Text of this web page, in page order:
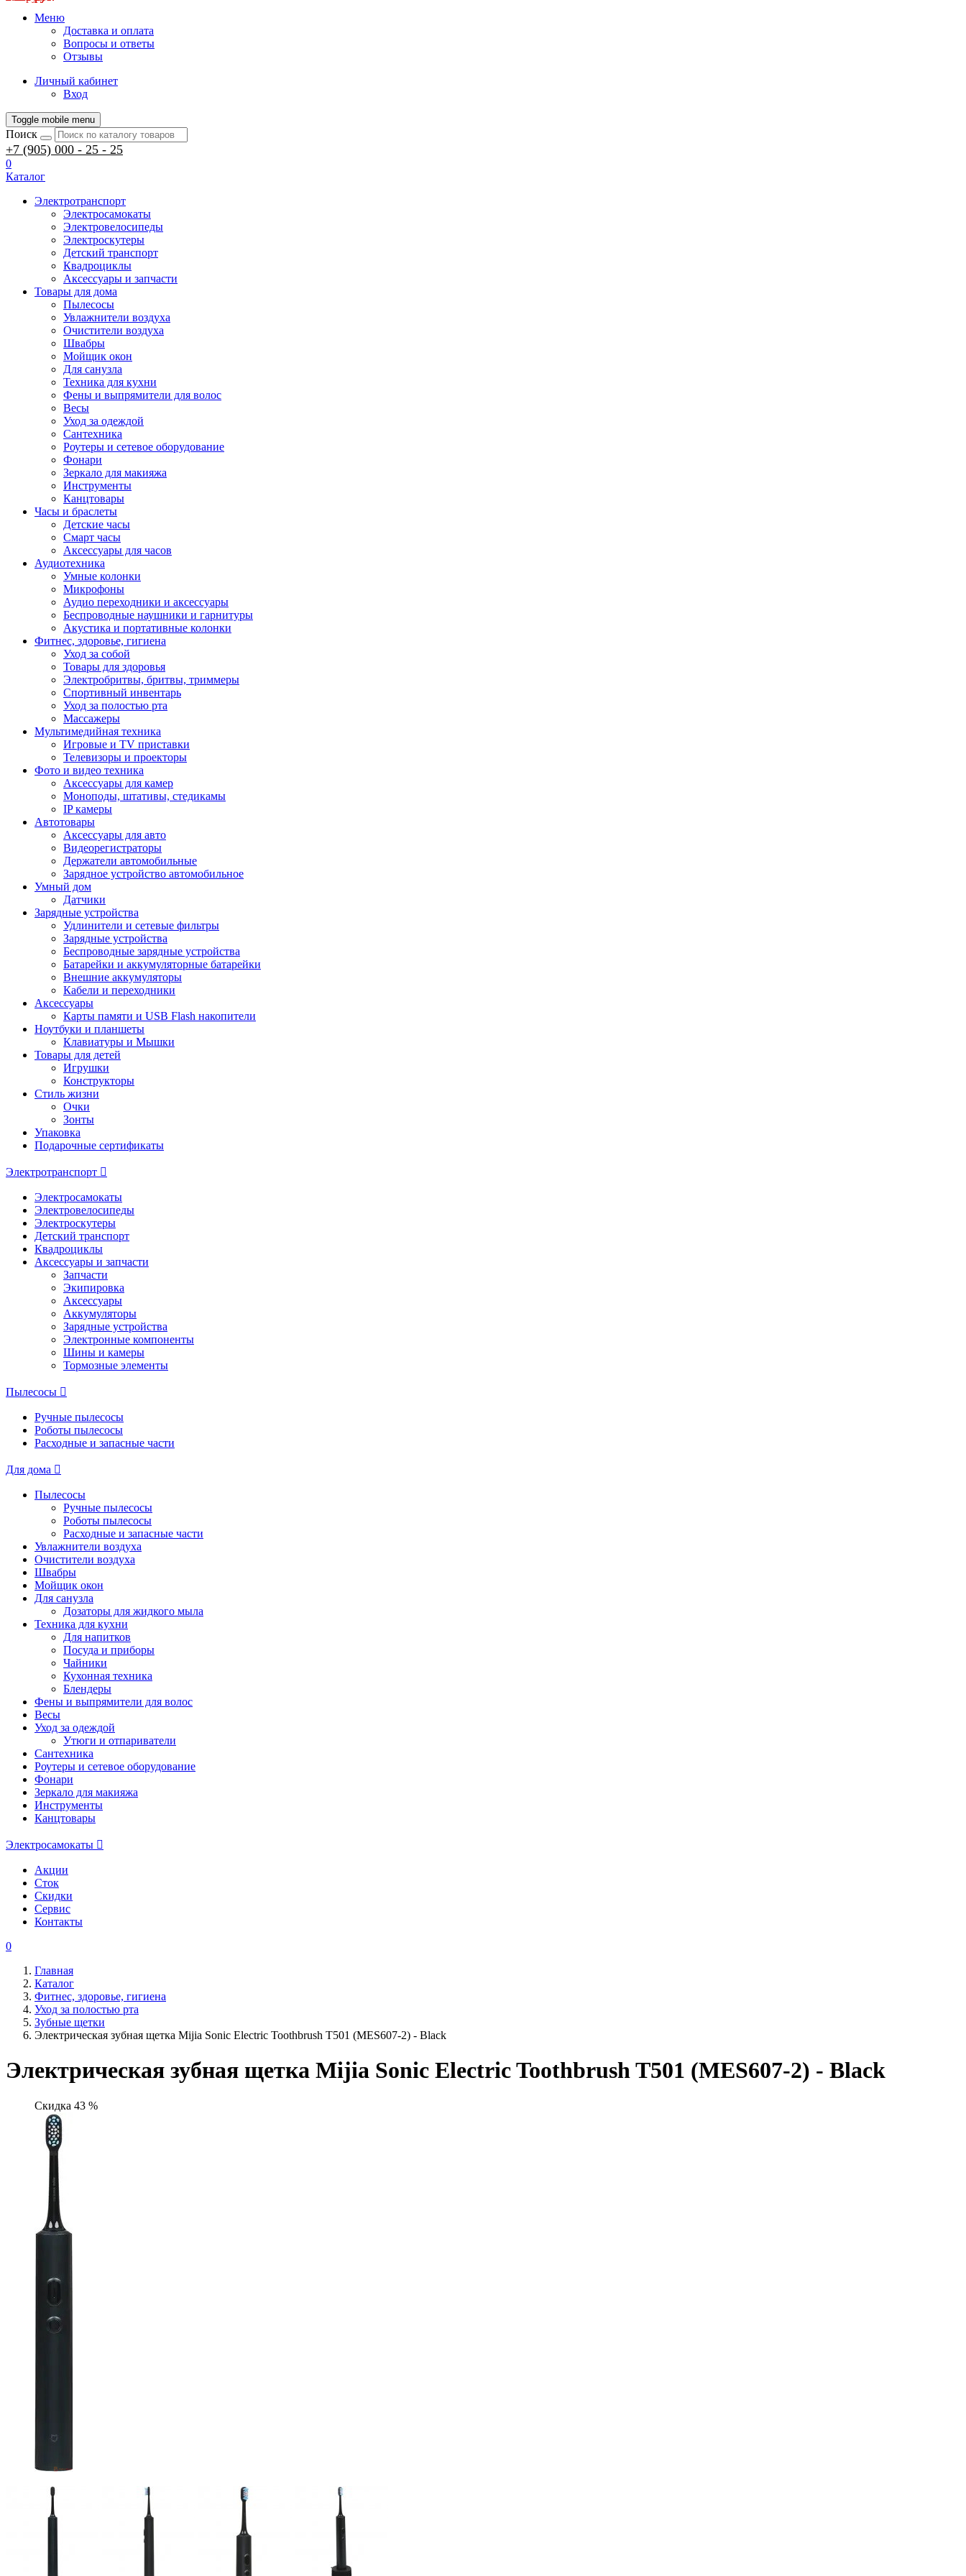
Меню
Доставка и оплата
Вопросы и ответы
Отзывы
Личный кабинет
Вход
Toggle mobile menu
Поиск
+7 (905) 000 - 25 - 25
0
Каталог
Электротранспорт
Электросамокаты
Электровелосипеды
Электроскутеры
Детский транспорт
Квадроциклы
Аксессуары и запчасти
Товары для дома
Пылесосы
Увлажнители воздуха
Очистители воздуха
Швабры
Мойщик окон
Для санузла
Техника для кухни
Фены и выпрямители для волос
Весы
Уход за одеждой
Сантехника
Роутеры и сетевое оборудование
Фонари
Зеркало для макияжа
Инструменты
Канцтовары
Часы и браслеты
Детские часы
Смарт часы
Аксессуары для часов
Аудиотехника
Умные колонки
Микрофоны
Аудио переходники и аксессуары
Беспроводные наушники и гарнитуры
Акустика и портативные колонки
Фитнес, здоровье, гигиена
Уход за собой
Товары для здоровья
Электробритвы, бритвы, триммеры
Спортивный инвентарь
Уход за полостью рта
Массажеры
Мультимедийная техника
Игровые и TV приставки
Телевизоры и проекторы
Фото и видео техника
Аксессуары для камер
Моноподы, штативы, стедикамы
IP камеры
Автотовары
Аксессуары для авто
Видеорегистраторы
Держатели автомобильные
Зарядное устройство автомобильное
Умный дом
Датчики
Зарядные устройства
Удлинители и сетевые фильтры
Зарядные устройства
Беспроводные зарядные устройства
Батарейки и аккумуляторные батарейки
Внешние аккумуляторы
Кабели и переходники
Аксессуары
Карты памяти и USB Flash накопители
Ноутбуки и планшеты
Клавиатуры и Мышки
Товары для детей
Игрушки
Конструкторы
Стиль жизни
Очки
Зонты
Упаковка
Подарочные сертификаты
Электротранспорт
Электросамокаты
Электровелосипеды
Электроскутеры
Детский транспорт
Квадроциклы
Аксессуары и запчасти
Запчасти
Экипировка
Аксессуары
Аккумуляторы
Зарядные устройства
Электронные компоненты
Шины и камеры
Тормозные элементы
Пылесосы
Ручные пылесосы
Роботы пылесосы
Расходные и запасные части
Для дома
Пылесосы
Ручные пылесосы
Роботы пылесосы
Расходные и запасные части
Увлажнители воздуха
Очистители воздуха
Швабры
Мойщик окон
Для санузла
Дозаторы для жидкого мыла
Техника для кухни
Для напитков
Посуда и приборы
Чайники
Кухонная техника
Блендеры
Фены и выпрямители для волос
Весы
Уход за одеждой
Утюги и отпариватели
Сантехника
Роутеры и сетевое оборудование
Фонари
Зеркало для макияжа
Инструменты
Канцтовары
Электросамокаты
Акции
Сток
Скидки
Сервис
Контакты
0
Главная
Каталог
Фитнес, здоровье, гигиена
Уход за полостью рта
Зубные щетки
Электрическая зубная щетка Mijia Sonic Electric Toothbrush T501 (MES607-2) - Black
Электрическая зубная щетка Mijia Sonic Electric Toothbrush T501 (MES607-2) - Black
Скидка 43 %